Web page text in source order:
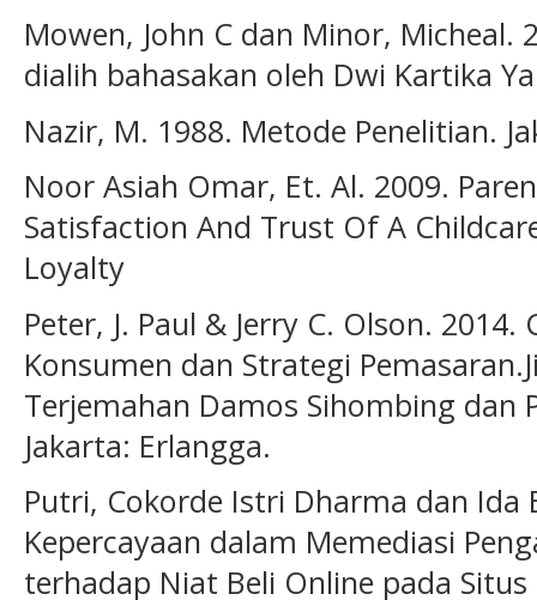
Mowen, John C dan Minor, Micheal.
dialih bahasakan oleh Dwi Kartika
Nazir, M. 1988. Metode Penelitian.
Noor Asiah Omar, Et. Al. 2009.
Satisfaction And Trust Of A
Loyalty
Peter, J. Paul & Jerry C. Olson.
Konsumen dan Strategi
Terjemahan Damos Sihombing dan
Jakarta: Erlangga.
Putri, Cokorde Istri Dharma dan Ida
Kepercayaan dalam Memediasi
terhadap Niat Beli Online pada Situs